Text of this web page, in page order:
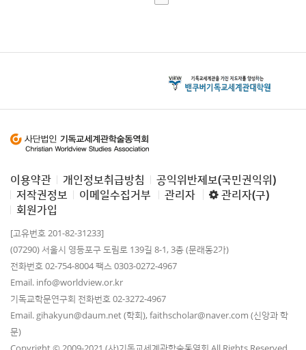
이용약관 개인정보취급방침
공익위반제보(국민권익위)
저작권정보
이메일수집거부 관리자
관리자(구)
회원가입
[고유번호 201-82-31233]
(07290) 서울시 영등포구 도림로 139길 8-1, 3층 (문래동2가)
전화번호 02-754-8004 팩스 0303-0272-4967
Email. info@worldview.or.kr
기독교학문연구회 전화번호 02-3272-4967
Email. gihakyun@daum.net (학회), faithscholar@naver.com (신앙과 학
문)